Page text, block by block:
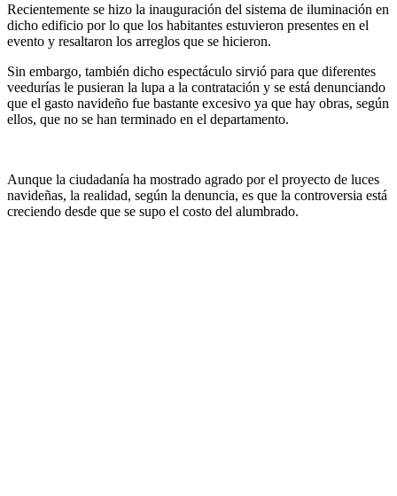
Recientemente se hizo la inauguración del sistema de iluminación en
dicho edificio por lo que los habitantes estuvieron presentes en el
evento y resaltaron los arreglos que se hicieron.
Sin embargo, también dicho espectáculo sirvió para que diferentes
veedurías le pusieran la lupa a la contratación y se está denunciando
que el gasto navideño fue bastante excesivo ya que hay obras, según
ellos, que no se han terminado en el departamento.
Aunque la ciudadanía ha mostrado agrado por el proyecto de luces
navideñas, la realidad, según la denuncia, es que la controversia está
creciendo desde que se supo el costo del alumbrado.